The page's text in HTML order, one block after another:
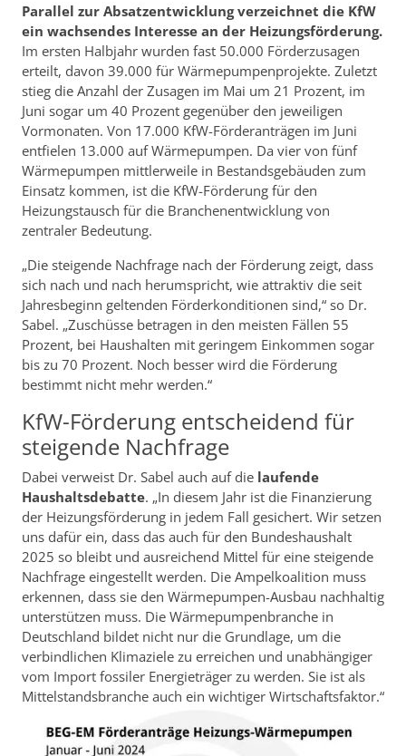
Parallel zur Absatzentwicklung verzeichnet die KfW
ein wachsendes Interesse an der Heizungsförderung.
Im ersten Halbjahr wurden fast 50.000 Förderzusagen
erteilt, davon 39.000 für Wärmepumpenprojekte. Zuletzt
stieg die Anzahl der Zusagen im Mai um 21 Prozent, im
Juni sogar um 40 Prozent gegenüber den jeweiligen
Vormonaten. Von 17.000 KfW-Förderanträgen im Juni
entfielen 13.000 auf Wärmepumpen. Da vier von fünf
Wärmepumpen mittlerweile in Bestandsgebäuden zum
Einsatz kommen, ist die KfW-Förderung für den
Heizungstausch für die Branchenentwicklung von
zentraler Bedeutung.
„Die steigende Nachfrage nach der Förderung zeigt, dass
sich nach und nach herumspricht, wie attraktiv die seit
Jahresbeginn geltenden Förderkonditionen sind,“ so Dr.
Sabel. „Zuschüsse betragen in den meisten Fällen 55
Prozent, bei Haushalten mit geringem Einkommen sogar
bis zu 70 Prozent. Noch besser wird die Förderung
bestimmt nicht mehr werden.“
KfW-Förderung entscheidend für
steigende Nachfrage
Dabei verweist Dr. Sabel auch auf die laufende
Haushaltsdebatte. „In diesem Jahr ist die Finanzierung
der Heizungsförderung in jedem Fall gesichert. Wir setzen
uns dafür ein, dass das auch für den Bundeshaushalt
2025 so bleibt und ausreichend Mittel für eine steigende
Nachfrage eingestellt werden. Die Ampelkoalition muss
erkennen, dass sie den Wärmepumpen-Ausbau nachhaltig
unterstützen muss. Die Wärmepumpenbranche in
Deutschland bildet nicht nur die Grundlage, um die
verbindlichen Klimaziele zu erreichen und unabhängiger
vom Import fossiler Energieträger zu werden. Sie ist als
Mittelstandsbranche auch ein wichtiger Wirtschaftsfaktor.“